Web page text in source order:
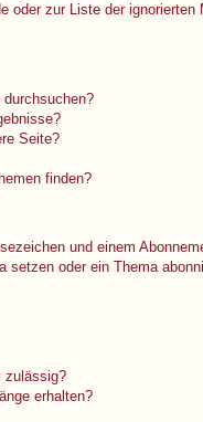
oder zur Liste der ignorierten
Seite?
finden?
und einem
setzen oder ein Thema
zulässig?
erhalten?